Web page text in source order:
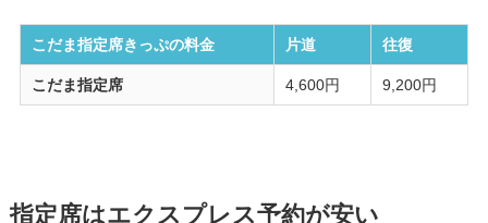
こだま指定席きっぷの料金 片道 往復
こだま指定席 4,600円 9,200円
指定席はエクスプレス予約が安い